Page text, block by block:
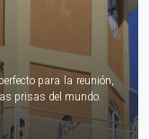
para la reunión,
prisas del mundo.